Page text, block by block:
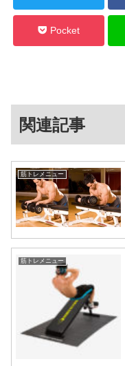
Pocket
関連記事
筋トレメニュー
筋トレメニュー